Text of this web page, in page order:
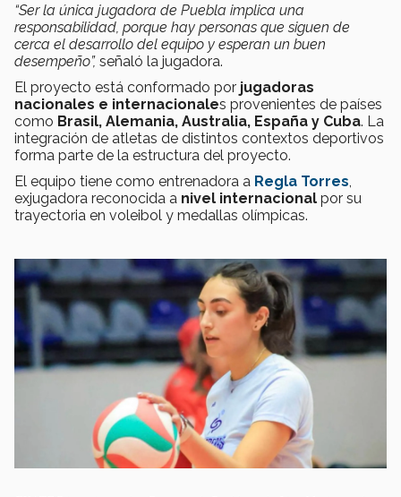
“Ser la única jugadora de Puebla implica una
responsabilidad, porque hay personas que siguen de
cerca el desarrollo del equipo y esperan un buen
desempeño”, señaló la jugadora.
El proyecto está conformado por jugadoras
nacionales e internacionales provenientes de países
como Brasil, Alemania, Australia, España y Cuba. La
integración de atletas de distintos contextos deportivos
forma parte de la estructura del proyecto.
El equipo tiene como entrenadora a Regla Torres
exjugadora reconocida a nivel internacional por su
trayectoria en voleibol y medallas olímpicas.